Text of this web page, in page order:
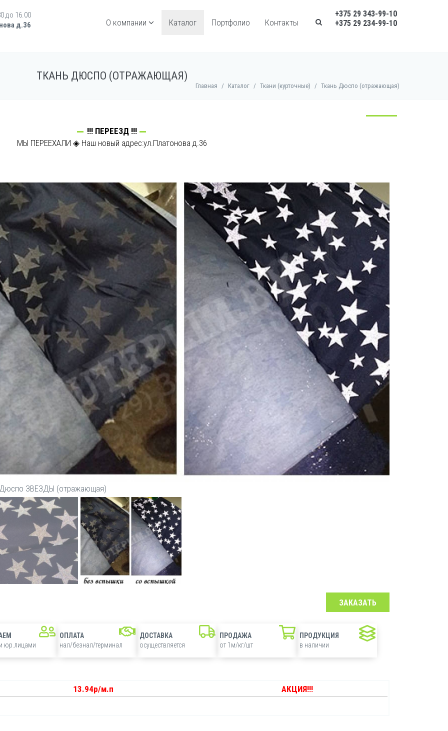
до 16.00
д.36
О компании Каталог Портфолио Контакты
+375 29 343-99-10
+375 29 234-99-10
ТКАНЬ ДЮСПО (ОТРАЖАЮЩАЯ)
Главная / Каталог / Ткани (курточные) / Ткань Дюспо (отражающая)
!!! ПЕРЕЕЗД !!!
МЫ ПЕРЕЕХАЛИ ◈ Наш новый адрес:ул.Платонова д.36
ЗВЕЗДЫ (отражающая)
ЗАКАЗАТЬ
юр.лицами
ОПЛАТА
нал/безнал/терминал
ДОСТАВКА
осуществляется
ПРОДАЖА
от 1м/кг/шт
ПРОДУКЦИЯ
в наличии
13.94р/м.п АКЦИЯ!!!